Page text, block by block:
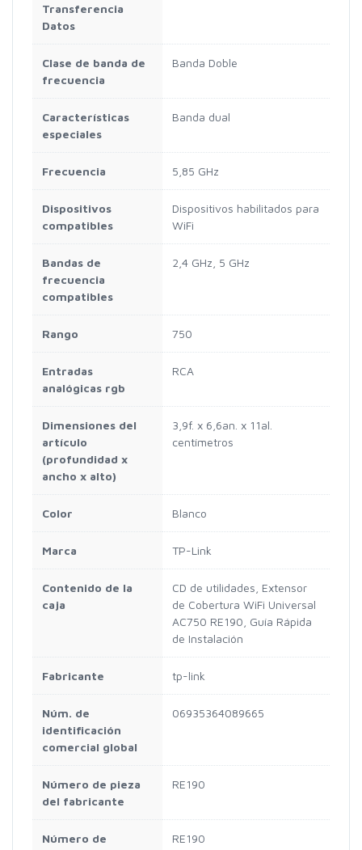
Transferencia
Datos
Clase de banda de
frecuencia
Banda Doble
Características
especiales
Banda dual
Frecuencia 5,85 GHz
Dispositivos
compatibles
Dispositivos habilitados para
WiFi
Bandas de
frecuencia
compatibles
2,4 GHz, 5 GHz
Rango 750
Entradas
analógicas rgb
RCA
Dimensiones del
artículo
(profundidad x
ancho x alto)
3,9f. x 6,6an. x 11al.
centímetros
Color Blanco
Marca TP-Link
Contenido de la
caja
CD de utilidades, Extensor
de Cobertura WiFi Universal
AC750 RE190, Guía Rápida
de Instalación
Fabricante tp-link
Núm. de
identificación
comercial global
06935364089665
Número de pieza
del fabricante
RE190
Número de
RE190